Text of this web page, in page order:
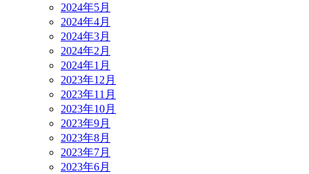
2024年5月
2024年4月
2024年3月
2024年2月
2024年1月
2023年12月
2023年11月
2023年10月
2023年9月
2023年8月
2023年7月
2023年6月